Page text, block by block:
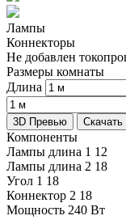
Лампы
Коннекторы
Не добавлен
Размеры комнаты
Длина
3D Превью Скачать
Компоненты
Лампы длина 1 12
Лампы длина 2 18
Угол 1 18
Коннектор 2 18
Мощность 240 Вт